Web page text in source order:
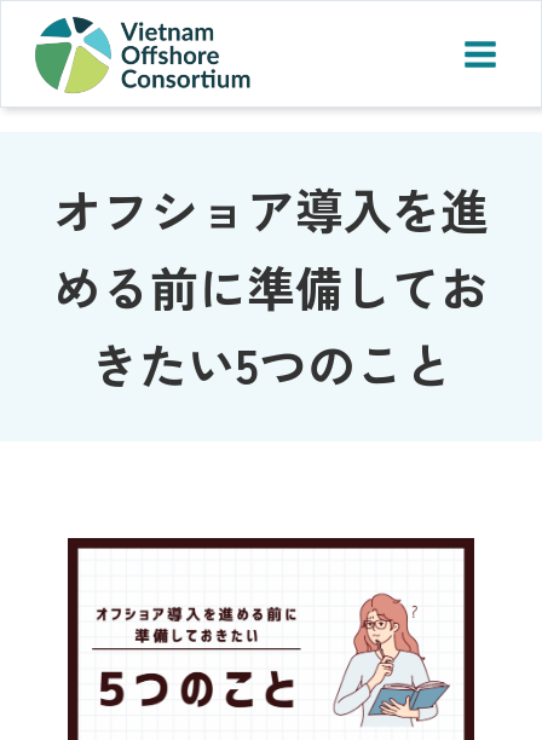
オフショア導入を進
める前に準備してお
きたい5つのこと